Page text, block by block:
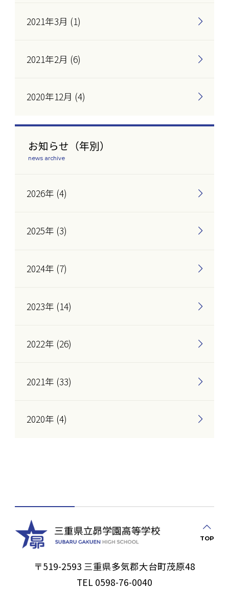
2021年3月 (1)
2021年2月 (6)
2020年12月 (4)
お知らせ（年別）
news archive
2026年 (4)
2025年 (3)
2024年 (7)
2023年 (14)
2022年 (26)
2021年 (33)
2020年 (4)
TOP
〒519-2593 三重県多気郡大台町茂原48
TEL 0598-76-0040